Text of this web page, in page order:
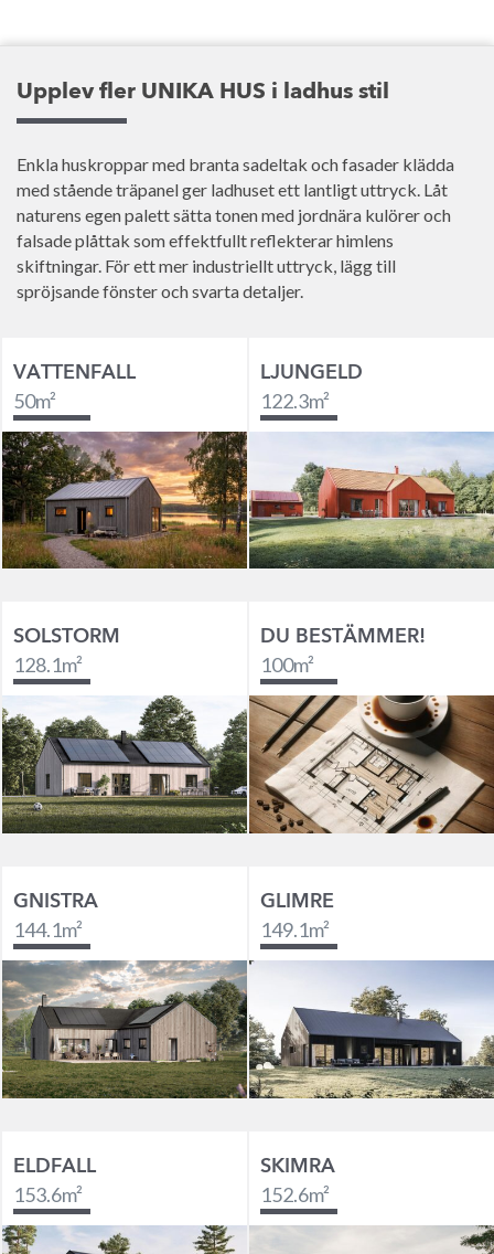
Upplev fler UNIKA HUS i ladhus stil
Enkla huskroppar med branta sadeltak och fasader klädda
med stående träpanel ger ladhuset ett lantligt uttryck. Låt
naturens egen palett sätta tonen med jordnära kulörer och
falsade plåttak som effektfullt reflekterar himlens
skiftningar. För ett mer industriellt uttryck, lägg till
spröjsande fönster och svarta detaljer.
VATTENFALL
50m²
LJUNGELD
122.3m²
SOLSTORM
128.1m²
DU BESTÄMMER!
100m²
GNISTRA
144.1m²
GLIMRE
149.1m²
ELDFALL
153.6m²
SKIMRA
152.6m²